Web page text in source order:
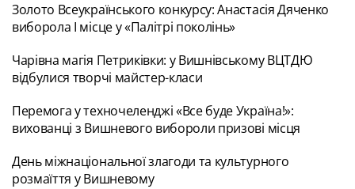
Золото Всеукраїнського конкурсу: Анастасія Дяченко
виборола І місце у «Палітрі поколінь»
Чарівна магія Петриківки: у Вишнівському ВЦТДЮ
відбулися творчі майстер-класи
Перемога у техночеленджі «Все буде Україна!»:
вихованці з Вишневого вибороли призові місця
День міжнаціональної злагоди та культурного
розмаїття у Вишневому